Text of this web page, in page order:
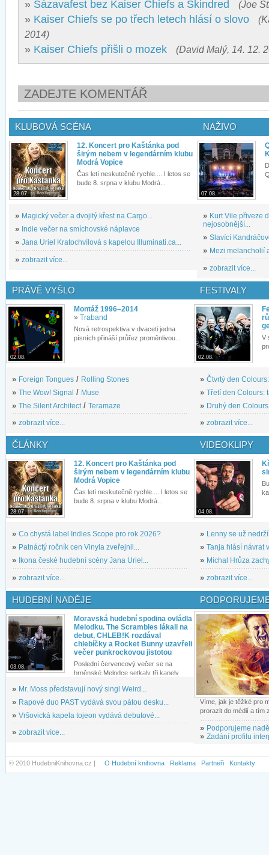
» Sázavafest bez Kaiser Chiefs a Skindred (Joe
» Kaiser Chiefs se po třech letech hlásí o slovo
2014)
» Kaiser Chiefs přišli o mozek (David Malý, 14. 12.
ZADEJTE KOMENTÁŘ
KLUBOVÁ SCÉNA
28.07.
12. Koncert pro Kaštánka pod
širým nebem v legendárním klubu
Modrá Vopice
Čas letí neskutečně rychle.... I letos se
bude 8. srpna v klubu Modrá...
» Magický večer a dvojitý křest na Cargo...
» Indie večer na smíchovské náplavce
» Jana Uriel Kratochvílová s kapelou Illuminati.ca...
» zobrazit více...
NAŽIVO
07.08.
» Kurt Vile přiveze
nejosobnější...
» Slavící
» Mezi melancholií
» zobrazit více...
PRÁVĚ VYŠLO
02.08.
Montáž 1996–2014
» Traband
Nová retrospektiva v dvaceti jedna
písních přináší průřez proměnlivou...
» Foreign Tongues / Rolling Stones
» The Wow! Signal / Muse
» The Silent Architect / Teramaze
» zobrazit více...
FESTIVALY
02.08.
V
» Čtvrtý den
» Třetí den Colours:
» Druhý den
» zobrazit více...
ČLÁNKY
28.07.
12. Koncert pro Kaštánka pod
širým nebem v legendárním klubu
Modrá Vopice
Čas letí neskutečně rychle.... I letos se
bude 8. srpna v klubu Modrá...
» Co chystá label Indies Scope pro rok 2026?
» Patnáctý ročník cen Vinyla zveřejnil...
»
Ikona české hudební scény Jana Uriel...
» zobrazit více...
VIDEOKLIPY
04.08.
» Lenny se už
» Tanja hlásí návrat
» Michal Hrůza
» zobrazit více...
HUDEBNÍ NADĚJE
03.08.
Moravská hudební spodina ovládla
Melodku. The Scrambles lákali na
debut, CHLEB!K rozdával
chlebíčky a Rocket Bunny uzavřeli
večer punkrockovou jistotou
Poslední červencový večer se na
brněnské Melodce setkaly tři kapely...
» Mr. Moss představují nový singl Weird...
» Rapové duo PAST vydává svou pátou desku...
» Vršovická kapela tojeon vydává debutové...
» zobrazit více...
Víme, jak je těžké pro
prorazit do médií a tím
» Podporujeme
» Zadání profilu
© 2010 HudebniKnihovna.cz | O Hudební knihovna Reklama Partneři Kontakty